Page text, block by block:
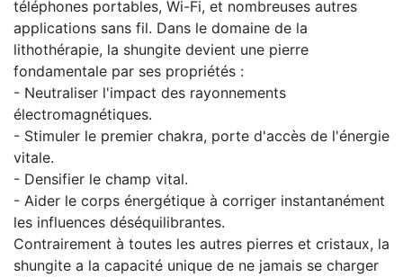
téléphones portables, Wi-Fi, et nombreuses autres
applications sans fil. Dans le domaine de la
lithothérapie, la shungite devient une pierre
fondamentale par ses propriétés :
- Neutraliser l'impact des rayonnements
électromagnétiques.
- Stimuler le premier chakra, porte d'accès de l'énergie
vitale.
- Densifier le champ vital.
- Aider le corps énergétique à corriger instantanément
les influences déséquilibrantes.
Contrairement à toutes les autres pierres et cristaux, la
shungite a la capacité unique de ne jamais se charger